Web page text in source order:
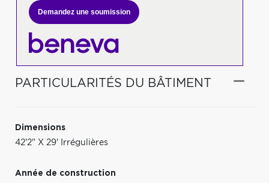
Demandez une soumission
PARTICULARITÉS DU BÂTIMENT
Dimensions
42'2" X 29' Irrégulières
Année de construction